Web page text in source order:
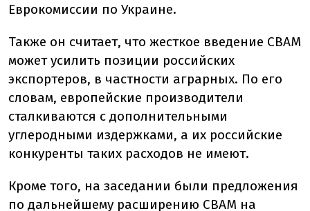
Еврокомиссии по Украине.
Также он считает, что жесткое введение CBAM
может усилить позиции российских
экспортеров, в частности аграрных. По его
словам, европейские производители
сталкиваются с дополнительными
углеродными издержками, а их российские
конкуренты таких расходов не имеют.
Кроме того, на заседании были предложения
по дальнейшему расширению CBAM на